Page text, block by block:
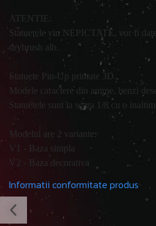
ATENTIE:
Statuetele vin NEPICTATE, vor fi
drybrush alb.
Statuete Pin-Up printate 3D.
Modele caractere din anime, benzi
Statuetele sunt la scara 1/8 cu o
Modelul are 2 variante:
V1 - Baza simpla
V2 - Baza decorativa
Informatii conformitate produs